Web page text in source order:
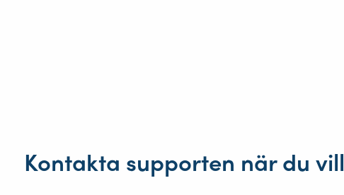
Kontakta supporten när du vill